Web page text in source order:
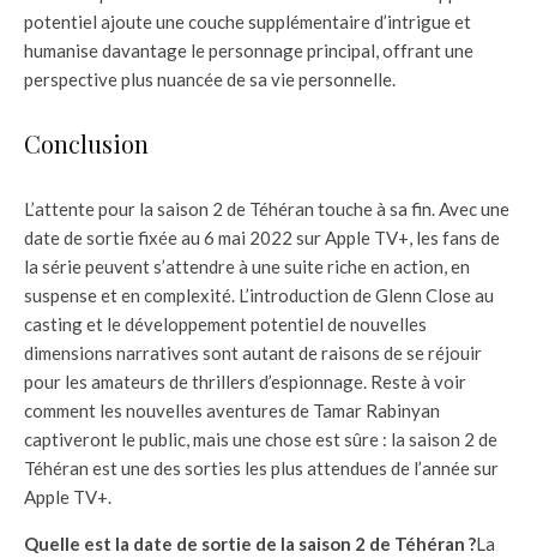
potentiel ajoute une couche supplémentaire d’intrigue et
humanise davantage le personnage principal, offrant une
perspective plus nuancée de sa vie personnelle.
Conclusion
L’attente pour la saison 2 de Téhéran touche à sa fin. Avec une
date de sortie fixée au 6 mai 2022 sur Apple TV+, les fans de
la série peuvent s’attendre à une suite riche en action, en
suspense et en complexité. L’introduction de Glenn Close au
casting et le développement potentiel de nouvelles
dimensions narratives sont autant de raisons de se réjouir
pour les amateurs de thrillers d’espionnage. Reste à voir
comment les nouvelles aventures de Tamar Rabinyan
captiveront le public, mais une chose est sûre : la saison 2 de
Téhéran est une des sorties les plus attendues de l’année sur
Apple TV+.
Quelle est la date de sortie de la saison 2 de Téhéran ?La